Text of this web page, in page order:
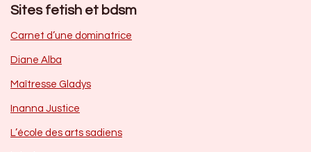
Sites fetish et bdsm
Carnet d’une dominatrice
Diane Alba
Maîtresse Gladys
Inanna Justice
L’école des arts sadiens